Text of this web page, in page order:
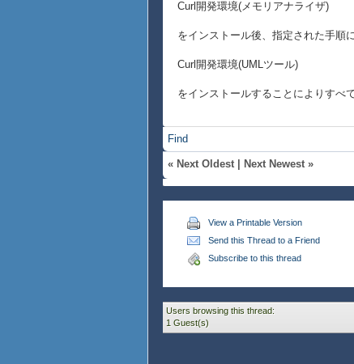
Curl開発環境(メモリアナライザ)
をインストール後、指定された手順
Curl開発環境(UMLツール)
をインストールすることによりすべ
Find
« Next Oldest Next Newest »
View a Printable Version
Send this Thread to a Friend
Subscribe to this thread
Users browsing this thread:
1 Guest(s)